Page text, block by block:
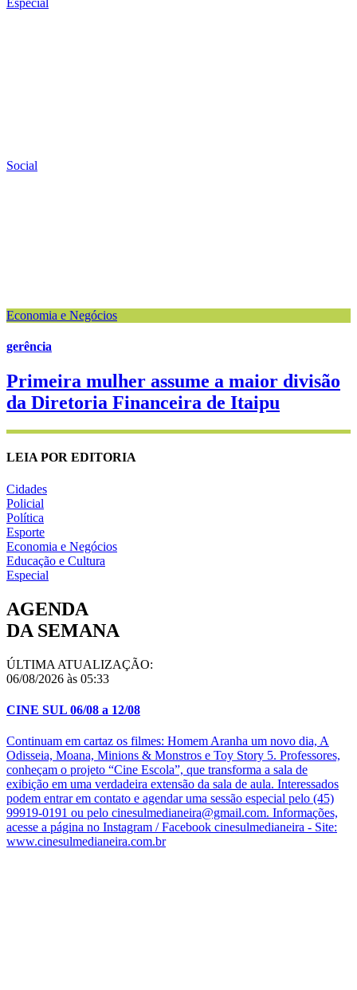
Social
Economia e Negócios
gerência
Primeira mulher assume a maior divisão
da Diretoria Financeira de Itaipu
LEIA POR EDITORIA
Cidades
Policial
Política
Esporte
Economia e Negócios
Educação e Cultura
Especial
AGENDA
DA SEMANA
ÚLTIMA ATUALIZAÇÃO:
06/08/2026 às 05:33
CINE SUL 06/08 a 12/08
Continuam em cartaz os filmes: Homem Aranha um novo dia, A
Odisseia, Moana, Minions & Monstros e Toy Story 5. Professores,
conheçam o projeto “Cine Escola”, que transforma a sala de
exibição em uma verdadeira extensão da sala de aula. Interessados
podem entrar em contato e agendar uma sessão especial pelo (45)
99919-0191 ou pelo cinesulmedianeira@gmail.com. Informações,
acesse a página no Instagram / Facebook cinesulmedianeira - Site:
www.cinesulmedianeira.com.br